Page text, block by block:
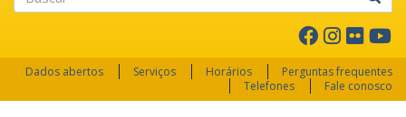
Dados abertos Serviços Horários
Perguntas frequentes
Telefones
Fale conosco